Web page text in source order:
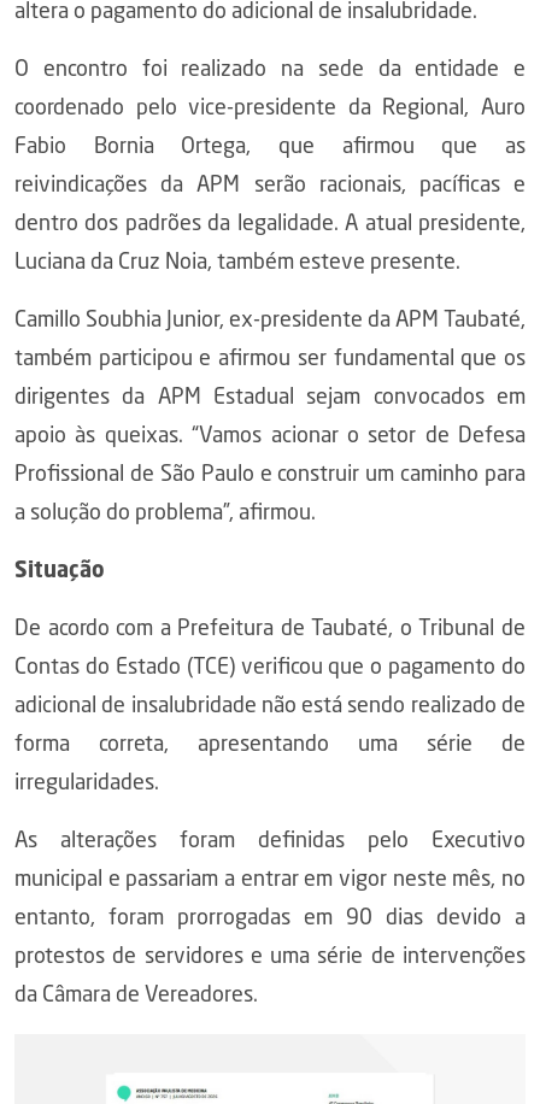
altera o pagamento do adicional de insalubridade.
O encontro foi realizado na sede da entidade e
coordenado pelo vice-presidente da Regional, Auro
Fabio Bornia Ortega, que afirmou que as
reivindicações da APM serão racionais, pacíficas e
dentro dos padrões da legalidade. A atual presidente,
Luciana da Cruz Noia, também esteve presente.
Camillo Soubhia Junior, ex-presidente da APM Taubaté,
também participou e afirmou ser fundamental que os
dirigentes da APM Estadual sejam convocados em
apoio às queixas. “Vamos acionar o setor de Defesa
Profissional de São Paulo e construir um caminho para
a solução do problema”, afirmou.
Situação
De acordo com a Prefeitura de Taubaté, o Tribunal de
Contas do Estado (TCE) verificou que o pagamento do
adicional de insalubridade não está sendo realizado de
forma correta, apresentando uma série de
irregularidades.
As alterações foram definidas pelo Executivo
municipal e passariam a entrar em vigor neste mês, no
entanto, foram prorrogadas em 90 dias devido a
protestos de servidores e uma série de intervenções
da Câmara de Vereadores.